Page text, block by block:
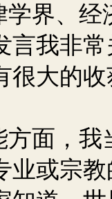
学界、
言我非
很大的
方面，
业或宗